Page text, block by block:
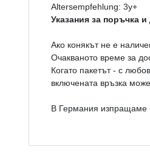
Altersempfehlung: 3y+
Указания за поръчка и
Ако конякът не е
Очакваното време за
Когато пакетът - с
включената връзка
В Германия изпращаме